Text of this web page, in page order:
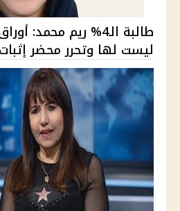
طالبة الـ4% ريم محمد:
ليست لها وتحرر محضر